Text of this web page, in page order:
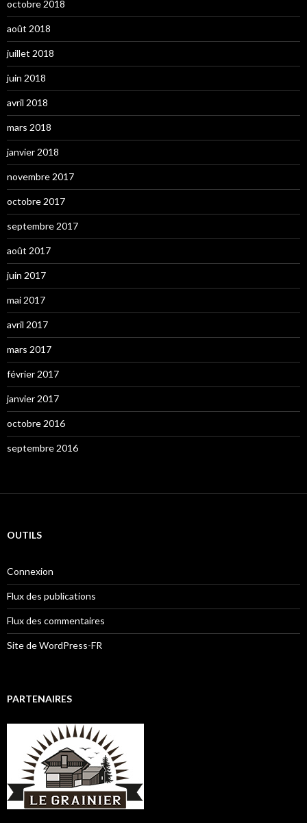
octobre 2018
août 2018
juillet 2018
juin 2018
avril 2018
mars 2018
janvier 2018
novembre 2017
octobre 2017
septembre 2017
août 2017
juin 2017
mai 2017
avril 2017
mars 2017
février 2017
janvier 2017
octobre 2016
septembre 2016
OUTILS
Connexion
Flux des publications
Flux des commentaires
Site de WordPress-FR
PARTENAIRES